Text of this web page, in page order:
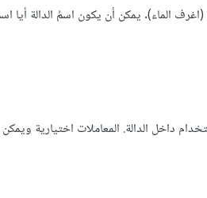
(اغرف الماء). يمكن أن يكون اسمُ الدالة أيا
داخل الدالة. المعاملات اختيارية